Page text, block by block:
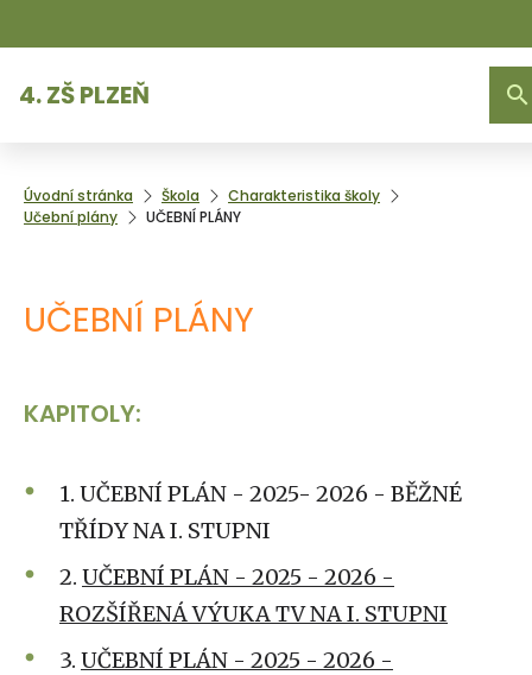
4. ZŠ PLZEŇ
Úvodní stránka Škola
Charakteristika školy
Učební plány
UČEBNÍ PLÁNY
UČEBNÍ PLÁNY
KAPITOLY:
1. UČEBNÍ PLÁN - 2025- 2026 - BĚŽNÉ
TŘÍDY NA I. STUPNI
2. UČEBNÍ PLÁN - 2025 - 2026 -
ROZŠÍŘENÁ VÝUKA TV NA I. STUPNI
3. UČEBNÍ PLÁN - 2025 - 2026 -